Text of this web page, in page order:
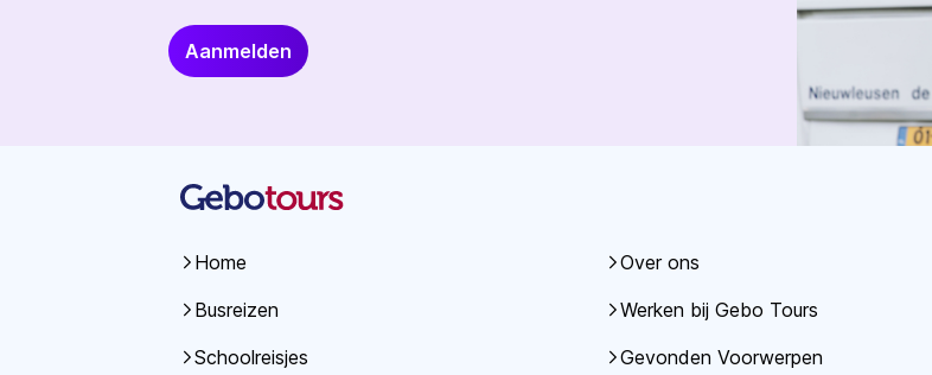
Aanmelden
Home
Busreizen
Schoolreisjes
Over ons
Werken bij Gebo Tours
Gevonden Voorwerpen